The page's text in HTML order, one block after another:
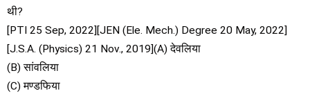
थी?
[PTI 25 Sep, 2022][JEN (Ele. Mech.) Degree 20 May, 2022]
[J.S.A. (Physics) 21 Nov., 2019](A) देवलिया
(B) सांवलिया
(C) मण्डफिया